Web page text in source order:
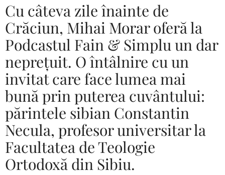
Cu câteva zile înainte de
Crăciun, Mihai Morar oferă la
Podcastul Fain & Simplu un dar
neprețuit. O întâlnire cu un
invitat care face lumea mai
bună prin puterea cuvântului:
părintele sibian Constantin
Necula, profesor universitar la
Facultatea de Teologie
Ortodoxă din Sibiu.